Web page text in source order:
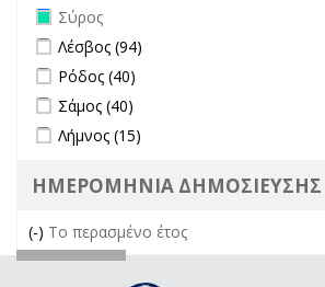
Remove Σύρος filter
Σύρος
Apply Λέσβος filter
Λέσβος (94)
Apply Ρόδος filter
Ρόδος (40)
Apply Σάμος filter
Σάμος (40)
Apply Λήμνος filter
Λήμνος (15)
ΗΜΕΡΟΜΗΝΙΑ ΔΗΜΟΣΙΕΥΣΗΣ
(-) Remove Το περασμένο έτος filter
Το περασμένο έτος